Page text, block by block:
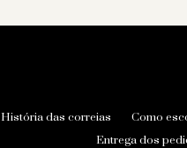
História das correias Como
Entrega dos